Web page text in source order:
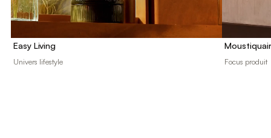
Easy Living
Univers lifestyle Focus produit